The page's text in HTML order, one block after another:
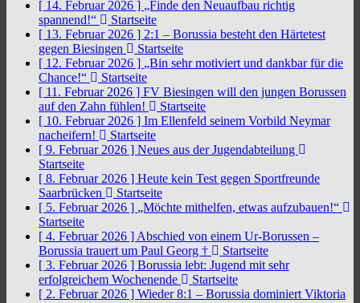
[ 14. Februar 2026 ] „Finde den Neuaufbau richtig
spannend!“
Startseite
[ 13. Februar 2026 ] 2:1 – Borussia besteht den Härtetest
gegen Biesingen
Startseite
[ 12. Februar 2026 ] „Bin sehr motiviert und dankbar für die
Chance!“
Startseite
[ 11. Februar 2026 ] FV Biesingen will den jungen Borussen
auf den Zahn fühlen!
Startseite
[ 10. Februar 2026 ] Im Ellenfeld seinem Vorbild Neymar
nacheifern!
Startseite
[ 9. Februar 2026 ] Neues aus der Jugendabteilung
Startseite
[ 8. Februar 2026 ] Heute kein Test gegen Sportfreunde
Saarbrücken
Startseite
[ 5. Februar 2026 ] „Möchte mithelfen, etwas aufzubauen!“
Startseite
[ 4. Februar 2026 ] Abschied von einem Ur-Borussen –
Borussia trauert um Paul Georg †
Startseite
[ 3. Februar 2026 ] Borussia lebt: Jugend mit sehr
erfolgreichem Wochenende
Startseite
[ 2. Februar 2026 ] Wieder 8:1 – Borussia dominiert Viktoria